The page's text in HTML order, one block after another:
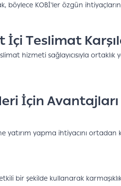
böylece KOBİ'ler özgün
İçi Teslimat
hizmeti sağlayıcısıyla ortaklık
İçin Avantajları
yatırım yapma ihtiyacını
etkili bir şekilde kullanarak